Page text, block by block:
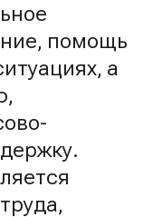
помощь
а